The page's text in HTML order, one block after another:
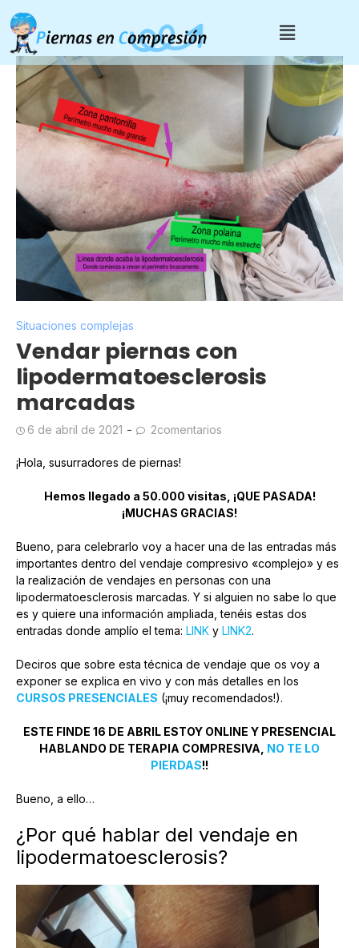
Situaciones complejas
Vendar piernas con
lipodermatoesclerosis
marcadas
6 de abril de 2021 2comentarios
¡Hola, susurradores de piernas!
Hemos llegado a 50.000 visitas, ¡QUE PASADA!
¡MUCHAS GRACIAS!
Bueno, para celebrarlo voy a hacer una de las entradas más
importantes dentro del vendaje compresivo «complejo» y es
la realización de vendajes en personas con una
lipodermatoesclerosis marcadas. Y si alguien no sabe lo que
es y quiere una información ampliada, tenéis estas dos
entradas donde amplío el tema: LINK y LINK2.
Deciros que sobre esta técnica de vendaje que os voy a
exponer se explica en vivo y con más detalles en los
CURSOS PRESENCIALES (¡muy recomendados!).
ESTE FINDE 16 DE ABRIL ESTOY ONLINE Y PRESENCIAL
HABLANDO DE TERAPIA COMPRESIVA, NO TE LO
PIERDAS!!
Bueno, a ello…
¿Por qué hablar del vendaje en
lipodermatoesclerosis?